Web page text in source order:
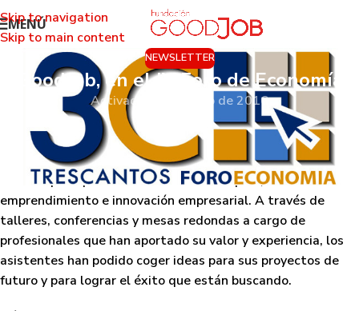
Skip to navigation
Skip to main content
MENÚ
NEWSLETTER
GoodJob, en el IV Foro de Economía
Activado 3 de marzo de 2016
Tres Cantos ha acogido esta semana, del 1 al 3 de marzo,
la cuarta edición del Foro de Economía, que ha tenido lugar
en el Centro Cultural Adolfo Suárez. Las jornadas han
tratado principalmente tres temas:empleo,
emprendimiento e innovación empresarial. A través de
talleres, conferencias y mesas redondas a cargo de
profesionales que han aportado su valor y experiencia, los
asistentes han podido coger ideas para sus proyectos de
futuro y para lograr el éxito que están buscando.